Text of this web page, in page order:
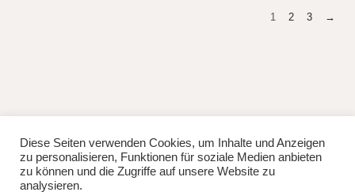
1 2 3 →
fb instag
© 2026Lisa Manhuru. Powered byWordPress
Theme: Weta vonElmastudio.
Diese Seiten verwenden Cookies, um Inhalte und Anzeigen
zu personalisieren, Funktionen für soziale Medien anbieten
zu können und die Zugriffe auf unsere Website zu
analysieren.